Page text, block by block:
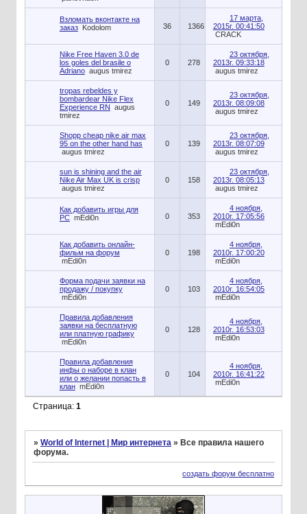
Взломать вконтакте на
заказ
Kodolom 36 1366
17 марта,
2015г. 00:41:50
CRACK
Nike Free Haven 3.0 de
los goles del brasile o
Adriano augus tmirez
0 278
23 октября,
2013г. 09:33:18
augus tmirez
tropas rebeldes y
bombardear Nike Flex
Experience RN
augus
tmirez
0 149
23 октября,
2013г. 08:09:08
augus tmirez
Shopp cheap nike air max
95 on the other hand has
augus tmirez
0 139
23 октября,
2013г. 08:07:09
augus tmirez
sun is shining and the air
Nike Air Max UK is crisp
augus tmirez
0 158
23 октября,
2013г. 08:05:13
augus tmirez
Как добавить игры для
PC mEdi0n 0 353
4 ноября,
2010г. 17:05:56
mEdi0n
Как добавить онлайн-
фильм на форум
mEdi0n
0 198
4 ноября,
2010г. 17:00:20
mEdi0n
Форма подачи заявки на
продажу / покупку
mEdi0n
0 103
4 ноября,
2010г. 16:54:05
mEdi0n
Правила добавления
заявки на бесплатную
или платную графику
mEdi0n
0 128
4 ноября,
2010г. 16:53:03
mEdi0n
Правила добавления
инфы о наборе в клан
или о желании попасть в
клан mEdi0n
0 104
4 ноября,
2010г. 16:41:22
mEdi0n
Страница: 1
» World of Internet | Мир интернета » Все правила нашего
форума.
создать форум бесплатно